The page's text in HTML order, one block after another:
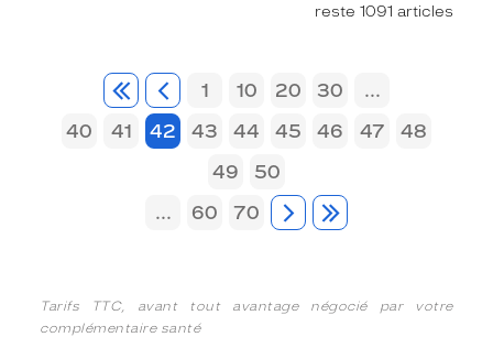
reste 1091 articles
1 10 20 30
...
40
41 42 43 44 45 46 47
48
49
50
...
60 70
Tarifs TTC, avant tout avantage négocié par votre
complémentaire santé